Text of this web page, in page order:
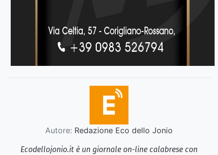
Autore: Redazione Eco dello Jonio
Ecodellojonio.it è un giornale on-line calabrese con